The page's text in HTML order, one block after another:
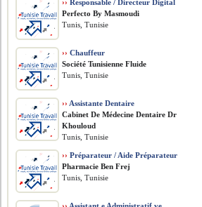
›› Responsable / Directeur Digital
Perfecto By Masmoudi
Tunis, Tunisie
›› Chauffeur
Société Tunisienne Fluide
Tunis, Tunisie
›› Assistante Dentaire
Cabinet De Médecine Dentaire Dr
Khouloud
Tunis, Tunisie
›› Préparateur / Aide Préparateur
Pharmacie Ben Frej
Tunis, Tunisie